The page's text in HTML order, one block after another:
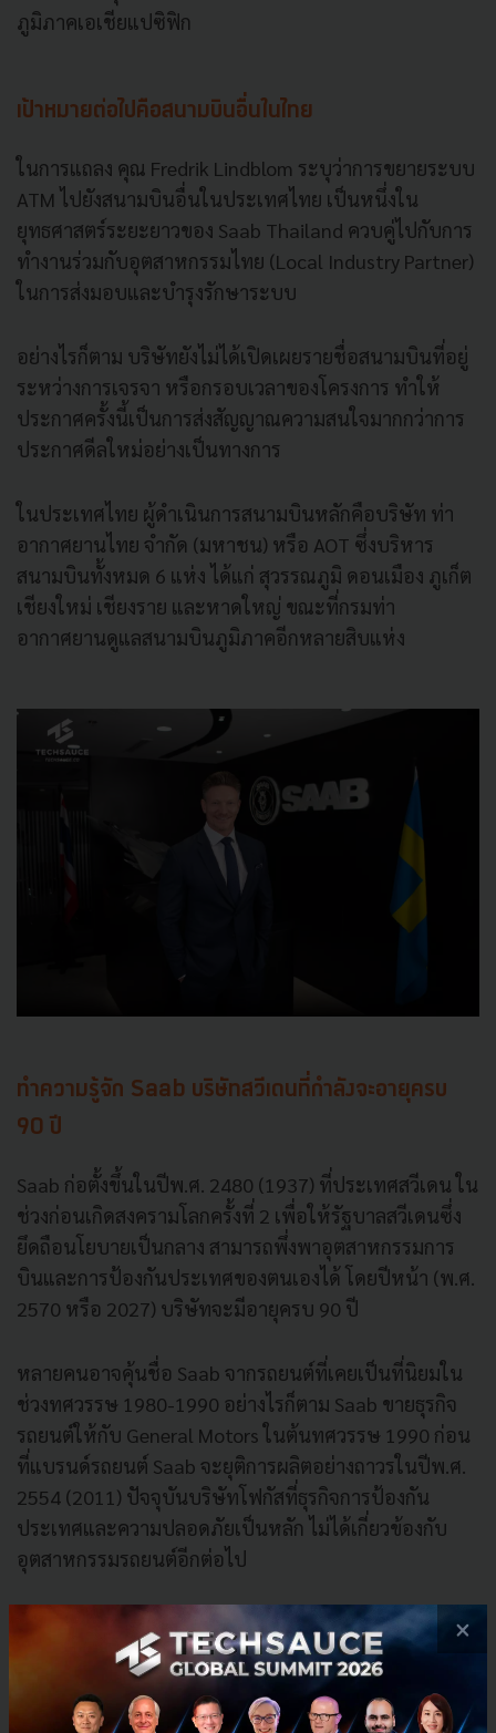
ภูมิภาคเอเชียแปซิฟิก
เป้าหมายต่อไปคือสนามบินอื่นในไทย
ในการแถลง คุณ Fredrik Lindblom ระบุว่าการขยายระบบ
ATM ไปยังสนามบินอื่นในประเทศไทย เป็นหนึ่งใน
ยุทธศาสตร์ระยะยาวของ Saab Thailand ควบคู่ไปกับการ
ทำงานร่วมกับอุตสาหกรรมไทย (Local Industry Partner)
ในการส่งมอบและบำรุงรักษาระบบ
อย่างไรก็ตาม บริษัทยังไม่ได้เปิดเผยรายชื่อสนามบินที่อยู่
ระหว่างการเจรจา หรือกรอบเวลาของโครงการ ทำให้
ประกาศครั้งนี้เป็นการส่งสัญญาณความสนใจมากกว่าการ
ประกาศดีลใหม่อย่างเป็นทางการ
ในประเทศไทย ผู้ดำเนินการสนามบินหลักคือบริษัท ท่า
อากาศยานไทย จำกัด (มหาชน) หรือ AOT ซึ่งบริหาร
สนามบินทั้งหมด 6 แห่ง ได้แก่ สุวรรณภูมิ ดอนเมือง ภูเก็ต
เชียงใหม่ เชียงราย และหาดใหญ่ ขณะที่กรมท่า
อากาศยานดูแลสนามบินภูมิภาคอีกหลายสิบแห่ง
ทำความรู้จัก Saab บริษัทสวีเดนที่กำลังจะอายุครบ
90 ปี
Saab ก่อตั้งขึ้นในปีพ.ศ. 2480 (1937) ที่ประเทศสวีเดน ใน
ช่วงก่อนเกิดสงครามโลกครั้งที่ 2 เพื่อให้รัฐบาลสวีเดนซึ่ง
ยึดถือนโยบายเป็นกลาง สามารถพึ่งพาอุตสาหกรรมการ
บินและการป้องกันประเทศของตนเองได้ โดยปีหน้า (พ.ศ.
2570 หรือ 2027) บริษัทจะมีอายุครบ 90 ปี
หลายคนอาจคุ้นชื่อ Saab จากรถยนต์ที่เคยเป็นที่นิยมใน
ช่วงทศวรรษ 1980-1990 อย่างไรก็ตาม Saab ขายธุรกิจ
รถยนต์ให้กับ General Motors ในต้นทศวรรษ 1990 ก่อน
ที่แบรนด์รถยนต์ Saab จะยุติการผลิตอย่างถาวรในปีพ.ศ.
2554 (2011) ปัจจุบันบริษัทโฟกัสที่ธุรกิจการป้องกัน
ประเทศและความปลอดภัยเป็นหลัก ไม่ได้เกี่ยวข้องกับ
อุตสาหกรรมรถยนต์อีกต่อไป
พอร์ตผลิตภัณฑ์ของ Saab ในปัจจุบันครอบคลุมตั้งแต่
เครื่องบินขับไล่ Gripen เครื่องบินตรวจการณ์ Erieye เรือ
ดำน้ำ ระบบเรดาร์ ระบบบัญชาการและควบคุม ไปจนถึง
ระบบบริหารจราจรทางอากาศสำหรับสนามบินพลเรือน
×